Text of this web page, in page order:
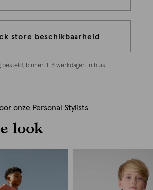
store beschikbaarheid
besteld, binnen 1-3 werkdagen in huis
onze Personal Stylists
look